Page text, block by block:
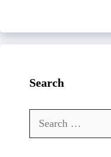
Search
Search
for: